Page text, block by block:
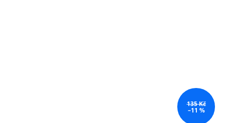
135 Kč
–11 %